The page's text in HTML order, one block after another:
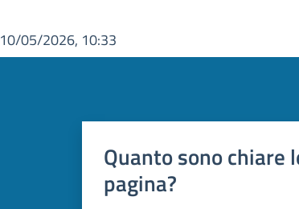
10/05/2026, 10:33
Quanto sono chiare
pagina?